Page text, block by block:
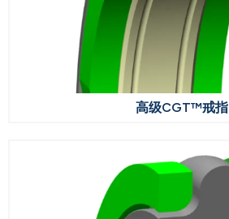
高级CGT™戒指